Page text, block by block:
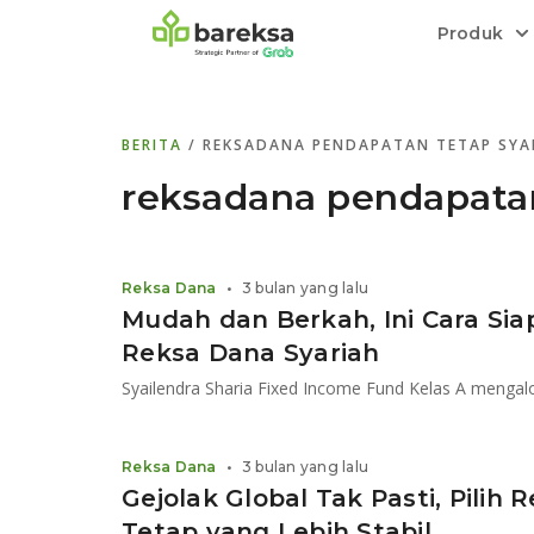
Produk
Transaksi cepat,all in onedi halaman
Bebas pilih partner penyimpanan, harga
relatif stabil.
Menyediakan layanan manajemen
Informasi terkini dan tepercaya terkait
Kenali rekam jejak dan
BERITA / REKSADANA PENDAPATAN TETAP
reksadana
Mudah dan Berkah, Ini Cara
Reksa Dana Syariah
Reksa Dana • 3 bulan yang lalu
Gejolak Global Tak Pasti, Pilih
Reksa Dana • 3 bulan yang lalu